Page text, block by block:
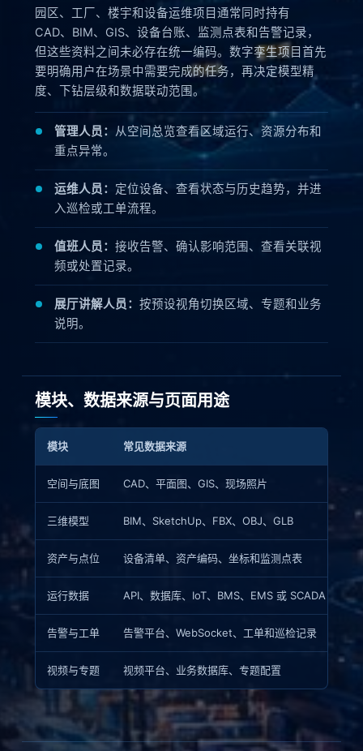
园区、工厂、楼宇和设备运维项目通常同时持有
CAD、BIM、GIS、设备台账、监测点表和告警记录，
但这些资料之间未必存在统一编码。数字孪生项目首先
要明确用户在场景中需要完成的任务，再决定模型精
度、下钻层级和数据联动范围。
管理人员： 从空间总览查看区域运行、资源分布和
重点异常。
运维人员： 定位设备、查看状态与历史趋势，并进
入巡检或工单流程。
值班人员： 接收告警、确认影响范围、查看关联视
频或处置记录。
展厅讲解人员： 按预设视角切换区域、专题和业务
说明。
模块、数据来源与页面用途
模块 常见数据来源
空间与底图 CAD、平面图、GIS、现场照片
三维模型 BIM、SketchUp、FBX、OBJ、GLB
资产与点位 设备清单、资产编码、坐标和监测点表
运行数据 API、数据库、IoT、BMS、EMS 或 SCADA
告警与工单 告警平台、WebSocket、工单和巡检记录
视频与专题 视频平台、业务数据库、专题配置